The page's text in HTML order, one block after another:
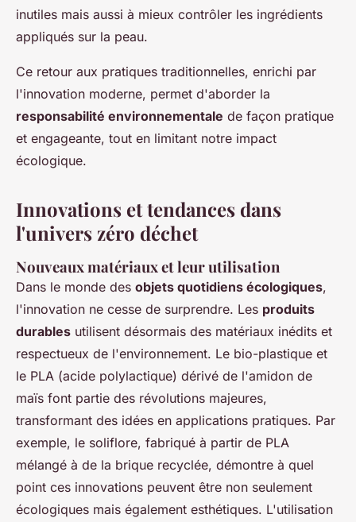
inutiles mais aussi à mieux contrôler les ingrédients
appliqués sur la peau.
Ce retour aux pratiques traditionnelles, enrichi par
l'innovation moderne, permet d'aborder la
responsabilité environnementale de façon pratique
et engageante, tout en limitant notre impact
écologique.
Innovations et tendances dans
l'univers zéro déchet
Nouveaux matériaux et leur utilisation
Dans le monde des objets quotidiens écologiques,
l'innovation ne cesse de surprendre. Les produits
durables utilisent désormais des matériaux inédits et
respectueux de l'environnement. Le bio-plastique et
le PLA (acide polylactique) dérivé de l'amidon de
maïs font partie des révolutions majeures,
transformant des idées en applications pratiques. Par
exemple, le soliflore, fabriqué à partir de PLA
mélangé à de la brique recyclée, démontre à quel
point ces innovations peuvent être non seulement
écologiques mais également esthétiques. L'utilisation